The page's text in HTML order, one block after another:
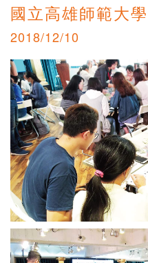
國立高雄師範大
2018/12/10